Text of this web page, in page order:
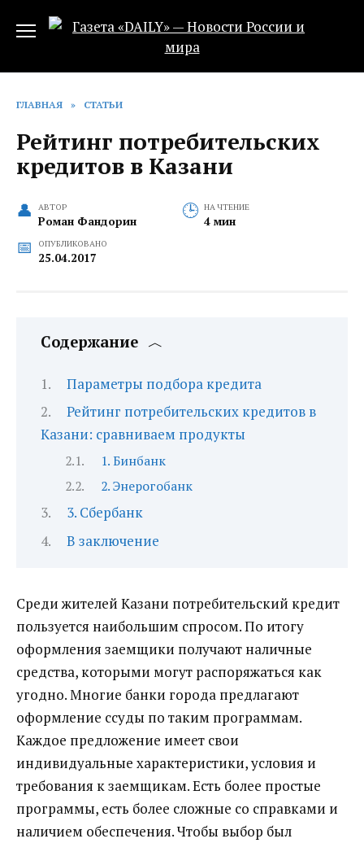
ГЛАВНАЯ » СТАТЬИ
Рейтинг потребительских
кредитов в Казани
АВТОР
Роман Фандорин
НА ЧТЕНИЕ
4 мин
ОПУБЛИКОВАНО
25.04.2017
Содержание
Параметры подбора кредита
Рейтинг потребительских кредитов в
Казани: сравниваем продукты
1. Бинбанк
2. Энерогобанк
3. Сбербанк
В заключение
Среди жителей Казани потребительский кредит
пользуется наибольшим спросом. По итогу
оформления заемщики получают наличные
средства, которыми могут распоряжаться как
угодно.Многие банки города предлагают
оформление ссуды по таким программам.
Каждое предложение имеет свои
индивидуальные характеристики, условия и
требования к заемщикам. Есть более простые
программы, есть более сложные со справками и
наличием обеспечения. Чтобы выбор был